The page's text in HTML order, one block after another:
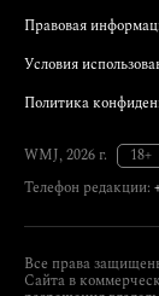
Правовая
Условия
Политика
WMJ, 2026 г.
18+
Телефон редакции:
Все права
Сайта в